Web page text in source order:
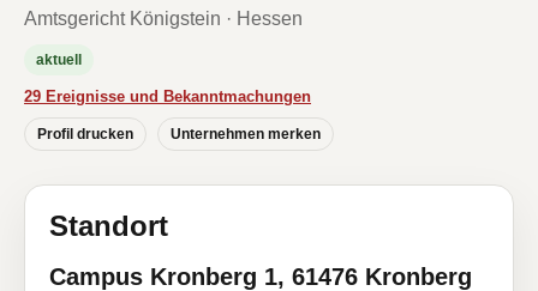
Amtsgericht Königstein · Hessen
aktuell
29 Ereignisse und Bekanntmachungen
Profil drucken Unternehmen merken
Standort
Campus Kronberg 1, 61476 Kronberg